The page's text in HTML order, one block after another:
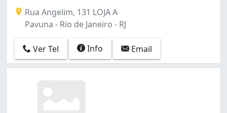
Tanque (5)
Taquara (20)
Tijuca (13)
Todos os Santos (6)
Rua Angelim, 131 LOJA A
Pavuna - Rio de Janeiro - RJ
Ver Tel Info Email